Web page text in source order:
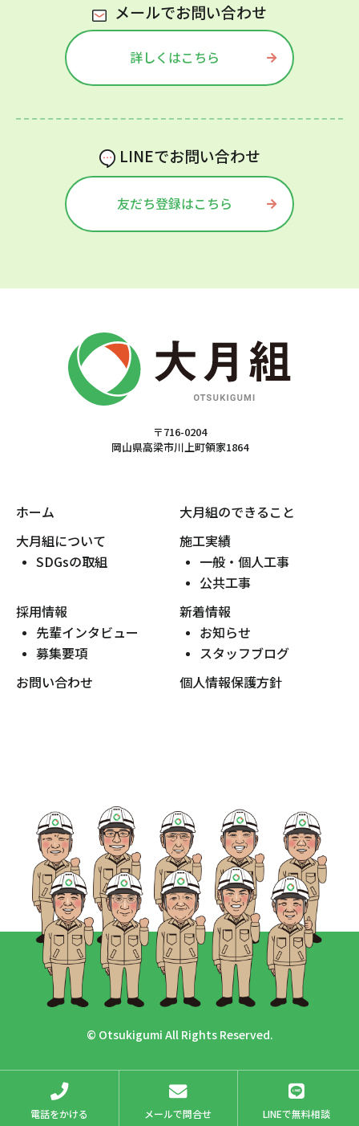
電話をかける メールで問合せ LINEで無料相談
メールでお問い合わせ
詳しくはこちら
LINEでお問い合わせ
友だち登録はこちら
〒716-0204
岡山県高梁市川上町領家1864
ホーム
大月組のできること
大月組について
SDGsの取組
施工実績
一般・個人工事
公共工事
採用情報
先輩インタビュー
募集要項
新着情報
お知らせ
スタッフブログ
お問い合わせ
個人情報保護方針
© Otsukigumi All Rights Reserved.